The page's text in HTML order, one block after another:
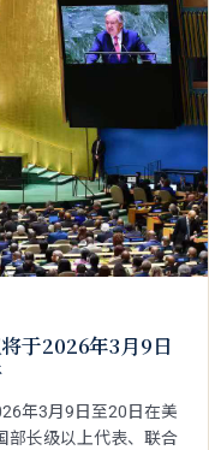
于2026年3月9日
年3月9日至20日在美
部长级以上代表、联合